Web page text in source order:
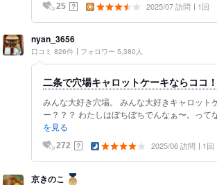
25 ？ 2025/07 訪問 1回
nyan_3656
口コミ 826件 フォロワー 5,380人
二条で穴場キャロットケーキならココ
みんな大好き穴場。 みんな大好きキャロット
ー？？？ わたしはぼちぼちでんなぁ〜。って
を見る
272 ？ 2025/06 訪問 1回
京きのこ